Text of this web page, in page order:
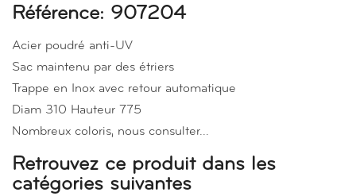
Référence: 907204
Acier poudré anti-UV
Sac maintenu par des étriers
Trappe en Inox avec retour automatique
Diam 310 Hauteur 775
Nombreux coloris, nous consulter...
Retrouvez ce produit dans les
catégories suivantes